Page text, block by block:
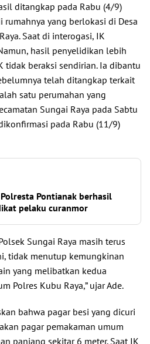
ditangkap pada Rabu (4/9)
yang berlokasi di Desa
Saat di interogasi, IK
hasil penyelidikan lebih
tidak beraksi sendirian. Ia dibantu
telah ditangkap terkait
satu perumahan yang
Sungai Raya pada Sabtu
pada Rabu (11/9)
Pontianak berhasil
pelaku curanmor
Sungai Raya masih terus
tidak menutup kemungkinan
yang melibatkan kedua
Polres Kubu Raya,” ujar Ade.
bahwa pagar besi yang dicuri
pagar pemakaman umum
panjang sekitar 6 meter. Saat IK